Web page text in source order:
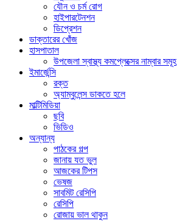
যৌন ও চর্ম রোগ
হাইপারটেনশন
ডিপ্রেশন
ডাক্তারের খোঁজ
হাসপাতাল
উপজেলা স্বাস্থ্য কমপ্লেক্সের নাম্বার সমূহ
ইমার্জেন্সি
রক্ত
অ্যাম্বুলেন্স ডাকতে হলে
মাল্টিমিডিয়া
ছবি
ভিডিও
অন্যান্য
পাঠকের গল্প
জানায় যত ভুল
আজকের টিপস
ভেষজ
সাবমিট রেসিপি
রেসিপি
রোজায় ভাল থাকুন